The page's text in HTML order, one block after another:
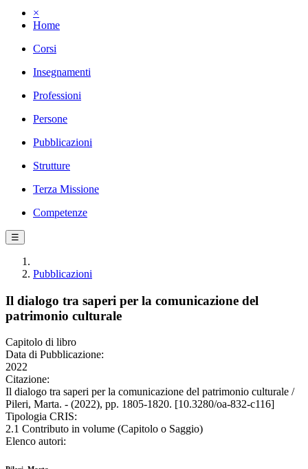
×
Home
Corsi
Insegnamenti
Professioni
Persone
Pubblicazioni
Strutture
Terza Missione
Competenze
☰
Pubblicazioni
Il dialogo tra saperi per la comunicazione del
patrimonio culturale
Capitolo di libro
Data di Pubblicazione:
2022
Citazione:
Il dialogo tra saperi per la comunicazione del patrimonio culturale /
Pileri, Marta. - (2022), pp. 1805-1820. [10.3280/oa-832-c116]
Tipologia CRIS:
2.1 Contributo in volume (Capitolo o Saggio)
Elenco autori: